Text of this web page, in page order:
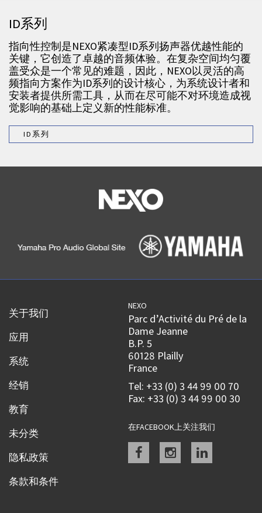
ID系列
指向性控制是NEXO紧凑型ID系列扬声器优越性能的
关键，它创造了卓越的音频体验。在复杂空间均匀覆
盖受众是一个常见的难题，因此，NEXO以灵活的高
频指向方案作为ID系列的设计核心，为系统设计者和
安装者提供所需工具，从而在尽可能不对环境造成视
觉影响的基础上定义新的性能标准。
ID系列
关于我们
应用
系统
经销
教育
未分类
隐私政策
条款和条件
NEXO
Parc d’Activité du Pré de la
Dame Jeanne
B.P. 5
60128 Plailly
France
Tel: +33 (0) 3 44 99 00 70
Fax: +33 (0) 3 44 99 00 30
在FACEBOOK上关注我们
Facebookinstagramlinkedin